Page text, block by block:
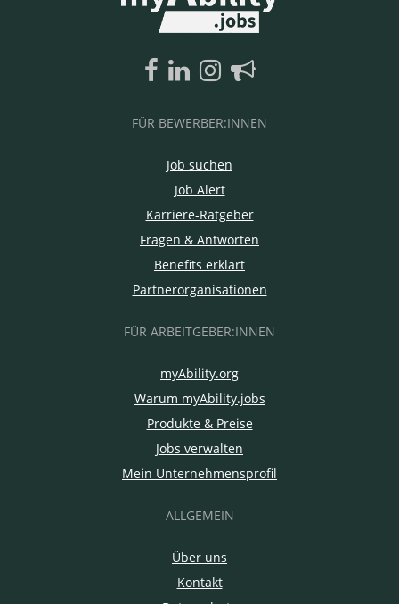
FÜR BEWERBER:INNEN
Job suchen
Job Alert
Karriere-Ratgeber
Fragen & Antworten
Benefits erklärt
Partnerorganisationen
FÜR ARBEITGEBER:INNEN
myAbility.org
Warum myAbility.jobs
Produkte & Preise
Jobs verwalten
Mein Unternehmensprofil
ALLGEMEIN
Über uns
Kontakt